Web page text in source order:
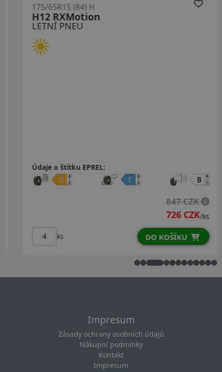
LETNÍ PNEU
H12 RXMotion
175/65R15 (84) H
Údaje o štítku EPREL:
847 CZK
726 CZK/ks
DO KOŠÍKU
Impresum
Zásady ochrany osobních údajů
Nákupní podmínky
Kontakt
Impresum